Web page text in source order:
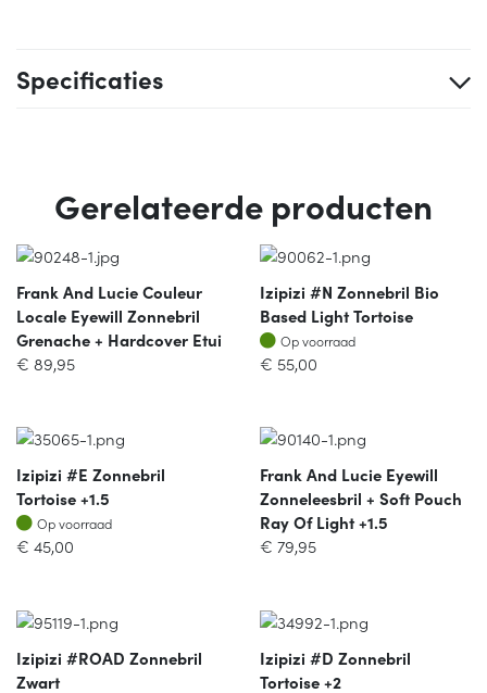
Specificaties
Gerelateerde producten
Frank And Lucie Couleur
Locale Eyewill Zonnebril
Grenache + Hardcover Etui
€ 89,95
Izipizi #N Zonnebril Bio
Based Light Tortoise
Op voorraad
Op voorraad
€ 55,00
Izipizi #E Zonnebril
Tortoise +1.5
Op voorraad
Op voorraad
€ 45,00
Frank And Lucie Eyewill
Zonneleesbril + Soft Pouch
Ray Of Light +1.5
€ 79,95
Izipizi #ROAD Zonnebril
Zwart
Izipizi #D Zonnebril
Tortoise +2